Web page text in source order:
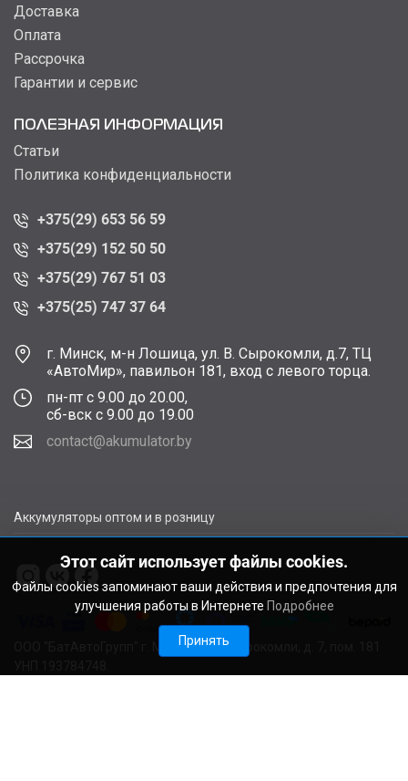
Доставка
Оплата
Рассрочка
Гарантии и сервис
ПОЛЕЗНАЯ ИНФОРМАЦИЯ
Статьи
Политика конфиденциальности
+375(29) 653 56 59
+375(29) 152 50 50
+375(29) 767 51 03
+375(25) 747 37 64
г. Минск, м-н Лошица, ул. В. Сырокомли, д.7, ТЦ
«АвтоМир», павильон 181, вход с левого торца.
пн-пт с 9.00 до 20.00,
сб-вск с 9.00 до 19.00
contact@akumulator.by
Аккумуляторы оптом и в розницу
ООО "БатАвтоГрупп" г. Минск, ул. В. Сырокомли, д. 7, пом. 181
Этот сайт использует файлы cookies.
Файлы cookies запоминают ваши действия и предпочтения для
улучшения работы в Интернете Подробнее
Принять